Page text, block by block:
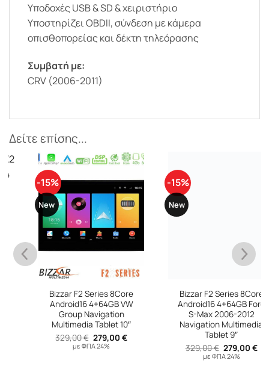
Υποδοχές USB & SD & χειριστήριο
Υποστηρίζει OBDII, σύνδεση με κάμερα
οπισθοπορείας και δέκτη τηλεόρασης
Συμβατή με:
CRV (2006-2011)
Δείτε επίσης...
-15%
Bizzar F2 Series 8Core
Android16 4+64GB VW
Group Navigation
Multimedia Tablet 10″
329,00€ Original
price
was:
279,00€Η
τρέχουσα
με ΦΠΑ 24%
-15%
Bizzar F2 Series 8Core
Android16 4+64GB Ford
S-Max 2006-2012
Navigation Multimedia
Tablet 9″
329,00€ Original
price
was:
279,00€Η
με ΦΠΑ 24%